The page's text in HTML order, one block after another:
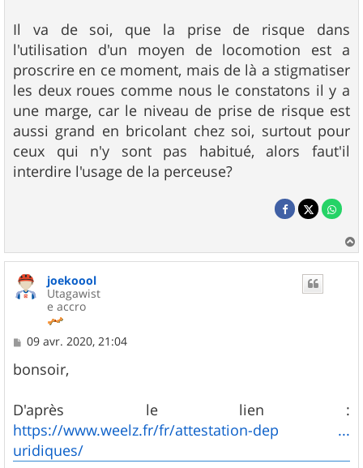
Il va de soi, que la prise de risque dans
l'utilisation d'un moyen de locomotion est a
proscrire en ce moment, mais de là a stigmatiser
les deux roues comme nous le constatons il y a
une marge, car le niveau de prise de risque est
aussi grand en bricolant chez soi, surtout pour
ceux qui n'y sont pas habitué, alors faut'il
interdire l'usage de la perceuse?
a
joekoool
Utagawist
e accro
M
s
s
g
e
09 avr. 2020, 21:04
bonsoir,
D'après le lien :
https://www.weelz.fr/fr/attestation-dep ...
uridiques/